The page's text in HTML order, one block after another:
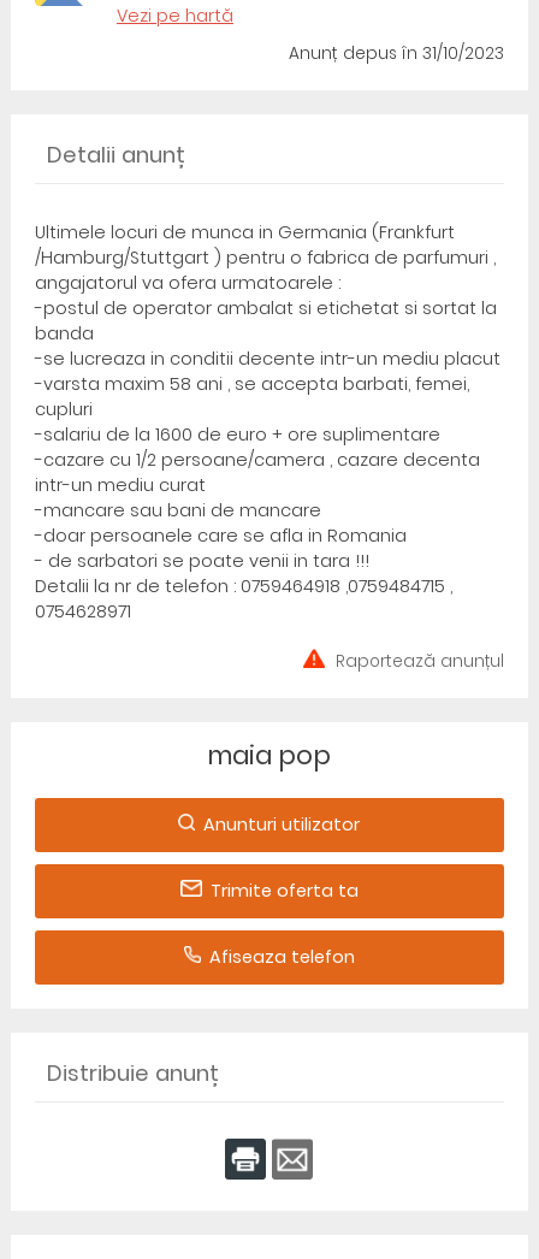
Vezi pe hartă
Anunț depusîn 31/10/2023
Detalii anunț
Ultimele locuri de munca in Germania (Frankfurt
/Hamburg/Stuttgart ) pentru o fabrica de parfumuri ,
angajatorul va ofera urmatoarele :
-postul de operator ambalat si etichetat si sortat la
banda
-se lucreaza in conditii decente intr-un mediu placut
-varsta maxim 58 ani , se accepta barbati, femei,
cupluri
-salariu de la 1600 de euro + ore suplimentare
-cazare cu 1/2 persoane/camera , cazare decenta
intr-un mediu curat
-mancare sau bani de mancare
-doar persoanele care se afla in Romania
- de sarbatori se poate venii in tara !!!
Detalii la nr de telefon : 0759464918 ,0759484715 ,
0754628971
Raportează anunțul
maia pop
Anunturi utilizator
Trimite oferta ta
Afiseaza telefon
Distribuie anunț